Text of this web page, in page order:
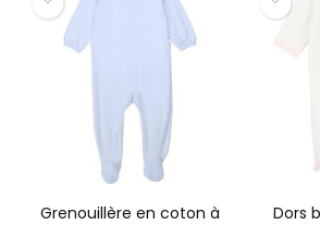
Grenouillère en coton à
Dors